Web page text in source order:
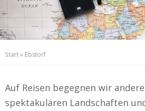
Start» Ebstorf
Auf Reisen begegnen wir
spektakulären Landschaften